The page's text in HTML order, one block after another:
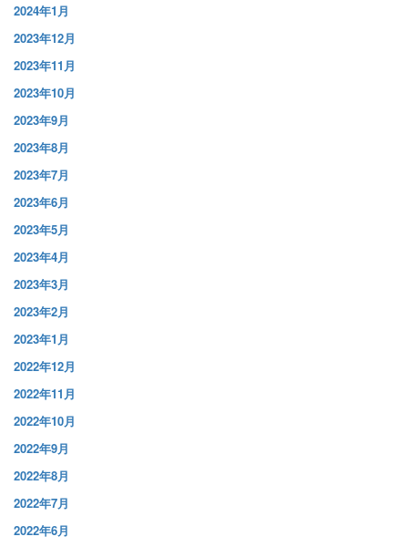
2024年1月
2023年12月
2023年11月
2023年10月
2023年9月
2023年8月
2023年7月
2023年6月
2023年5月
2023年4月
2023年3月
2023年2月
2023年1月
2022年12月
2022年11月
2022年10月
2022年9月
2022年8月
2022年7月
2022年6月